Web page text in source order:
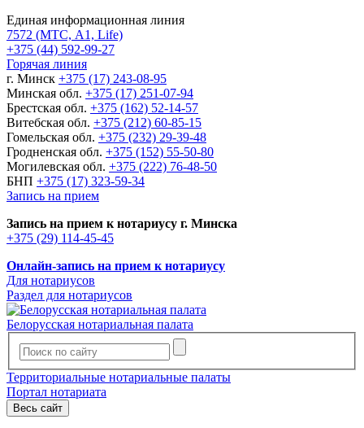
Единая информационная линия
7572 (МТС, A1, Life)
+375 (44) 592-99-27
Горячая линия
г. Минск +375 (17) 243-08-95
Минская обл. +375 (17) 251-07-94
Брестская обл. +375 (162) 52-14-57
Витебская обл. +375 (212) 60-85-15
Гомельская обл. +375 (232) 29-39-48
Гродненская обл. +375 (152) 55-50-80
Могилевская обл. +375 (222) 76-48-50
БНП +375 (17) 323-59-34
Запись на прием
Запись на прием к нотариусу г. Минска
+375 (29) 114-45-45
Онлайн-запись на прием к нотариусу
Для нотариусов
Раздел для нотариусов
Белорусская нотариальная палата
Территориальные нотариальные палаты
Портал нотариата
Весь сайт